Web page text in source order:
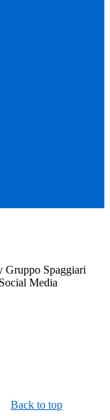
Gruppo Spaggiari
Media
Back to top